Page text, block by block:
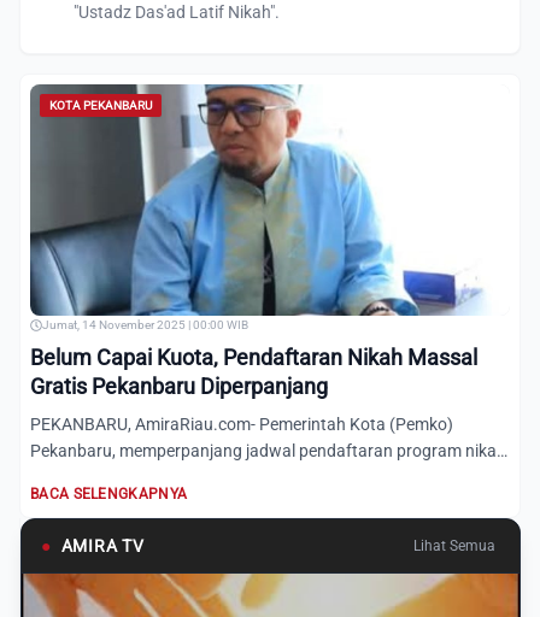
"Ustadz Das'ad Latif Nikah".
KOTA PEKANBARU
Jumat, 14 November 2025 | 00:00 WIB
Belum Capai Kuota, Pendaftaran Nikah Massal
Gratis Pekanbaru Diperpanjang
PEKANBARU, AmiraRiau.com- Pemerintah Kota (Pemko)
Pekanbaru, memperpanjang jadwal pendaftaran program nikah
BACA SELENGKAPNYA
● AMIRA TV Lihat Semua